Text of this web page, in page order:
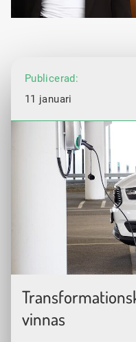
Publicerad:
11 januari
vinnas